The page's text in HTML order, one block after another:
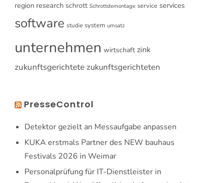
region research schrott Schrottdemontage service services
software studie system umsatz
unternehmen wirtschaft zink
zukunftsgerichtete zukunftsgerichteten
PresseControl
Detektor gezielt an Messaufgabe anpassen
KUKA erstmals Partner des NEW bauhaus
Festivals 2026 in Weimar
Personalprüfung für IT-Dienstleister in